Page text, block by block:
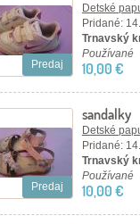
Predaj
Detské
Pridané:
Trnavský
Používané
10,00 €
Predaj
sandalky
Detské
Pridané:
Trnavský
Používané
10,00 €